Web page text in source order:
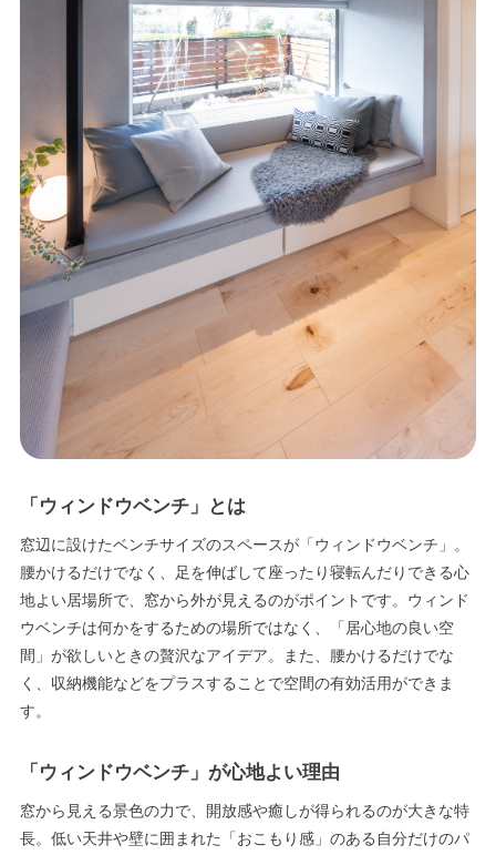
「ウィンドウベンチ」とは
窓辺に設けたベンチサイズのスペースが「ウィンドウベンチ」。
腰かけるだけでなく、足を伸ばして座ったり寝転んだりできる心
地よい居場所で、窓から外が見えるのがポイントです。ウィンド
ウベンチは何かをするための場所ではなく、「居心地の良い空
間」が欲しいときの贅沢なアイデア。また、腰かけるだけでな
く、収納機能などをプラスすることで空間の有効活用ができま
す。
「ウィンドウベンチ」が心地よい理由
窓から見える景色の力で、開放感や癒しが得られるのが大きな特
長。低い天井や壁に囲まれた「おこもり感」のある自分だけのパ